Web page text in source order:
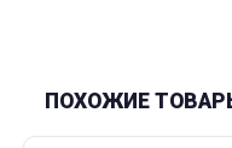
ПОХОЖИЕ